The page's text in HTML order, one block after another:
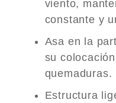
viento,
constante y
Asa en la
su
quemaduras.
Estructura